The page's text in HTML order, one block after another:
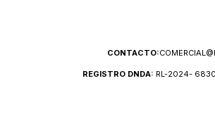
CONTACTO:
REGISTRO DNDA: RL-2024-